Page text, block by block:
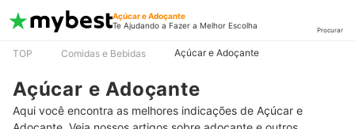
Açúcar e Adoçante
Te Ajudando a Fazer a Melhor Escolha
Procurar
TOP Comidas e Bebidas Açúcar e Adoçante
Açúcar e Adoçante
Aqui você encontra as melhores indicações de Açúcar e